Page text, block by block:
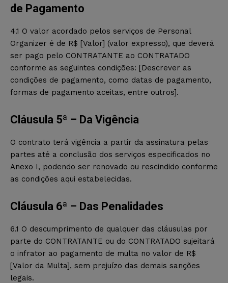
de Pagamento
4.1 O valor acordado pelos serviços de Personal
Organizer é de R$ [Valor] (valor expresso), que deverá
ser pago pelo CONTRATANTE ao CONTRATADO
conforme as seguintes condições: [Descrever as
condições de pagamento, como datas de pagamento,
formas de pagamento aceitas, entre outros].
Cláusula 5ª – Da Vigência
O contrato terá vigência a partir da assinatura pelas
partes até a conclusão dos serviços especificados no
Anexo I, podendo ser renovado ou rescindido conforme
as condições aqui estabelecidas.
Cláusula 6ª – Das Penalidades
6.1 O descumprimento de qualquer das cláusulas por
parte do CONTRATANTE ou do CONTRATADO sujeitará
o infrator ao pagamento de multa no valor de R$
[Valor da Multa], sem prejuízo das demais sanções
legais.